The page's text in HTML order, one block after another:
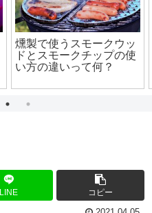
内田理央と竹内涼真の関
係性は？二人はすでに結
婚していた！？
LINE コピー